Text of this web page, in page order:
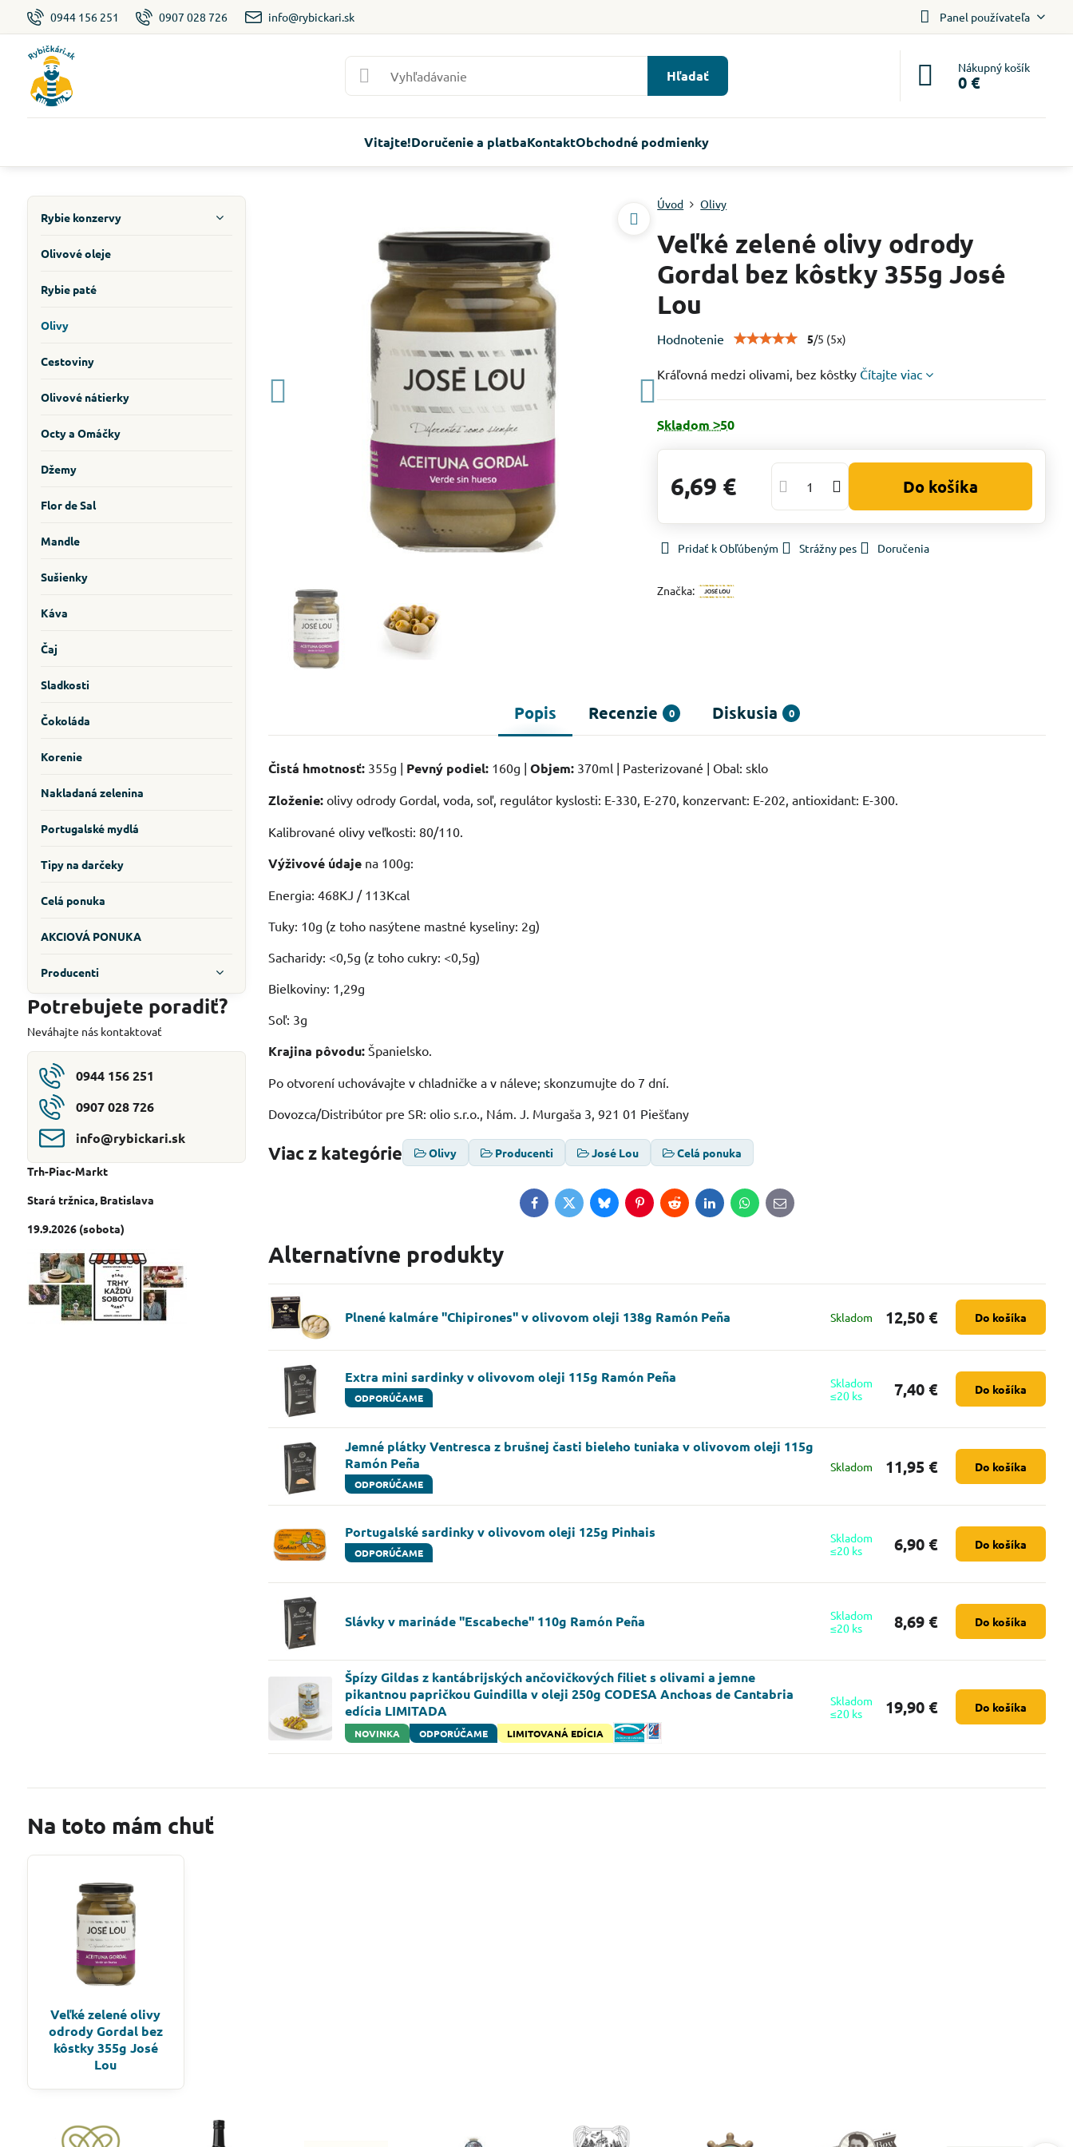
0944 156 251 0907 028 726 info@rybickari.sk Panel používateľa
Hľadať Nákupný košík
0 €
Vitajte!Doručenie a platbaKontaktObchodné podmienky
Úvod Olivy
Veľké zelené olivy odrody
Gordal bez kôstky 355g José
Lou
Hodnotenie 5/5 (5x)
Kráľovná medzi olivami, bez kôstky Čítajte viac
Skladom ˃50
6,69 € Do košíka
Pridať k Obľúbeným Strážny pes Doručenia
Značka:
Popis Recenzie 0 Diskusia 0
Čistá hmotnosť: 355g | Pevný podiel: 160g |Objem: 370ml | Pasterizované | Obal: sklo
Zloženie: olivy odrody Gordal, voda, soľ, regulátor kyslosti: E-330, E-270, konzervant: E-202, antioxidant: E-300.
Kalibrované olivy veľkosti: 80/110.
Výživové údaje na 100g:
Energia: 468KJ / 113Kcal
Tuky: 10g (z toho nasýtene mastné kyseliny: 2g)
Sacharidy: <0,5g (z toho cukry: <0,5g)
Bielkoviny: 1,29g
Soľ: 3g
Krajina pôvodu: Španielsko.
Po otvorení uchovávajte v chladničke a v náleve; skonzumujte do 7 dní.
Dovozca/Distribútor pre SR: olio s.r.o., Nám. J. Murgaša 3, 921 01 Piešťany
Viac z kategórie Olivy Producenti José Lou Celá ponuka
FacebookTwitterBlueskyPinterestRedditLinkedInWhatsApp
E-
mail
Alternatívne produkty
Plnené kalmáre "Chipirones" v olivovom oleji 138g Ramón Peña Skladom 12,50 € Do košíka
Extra mini sardinky v olivovom oleji 115g Ramón Peña
ODPORÚČAME
Skladom
≤20 ks
7,40 € Do košíka
Jemné plátky Ventresca z brušnej časti bieleho tuniaka v olivovom oleji 115g
Ramón Peña
ODPORÚČAME
Skladom 11,95 € Do košíka
Portugalské sardinky v olivovom oleji 125g Pinhais
ODPORÚČAME
Skladom
≤20 ks
6,90 € Do košíka
Slávky v marináde "Escabeche" 110g Ramón Peña
Skladom
≤20 ks
8,69 € Do košíka
Špízy Gildas z kantábrijských ančovičkových filiet s olivami a jemne
pikantnou papričkou Guindilla v oleji 250g CODESA Anchoas de Cantabria
edícia LIMITADA
NOVINKA ODPORÚČAME LIMITOVANÁ EDÍCIA
Skladom
≤20 ks
19,90 € Do košíka
Rybie konzervy
Olivové oleje
Rybie paté
Olivy
Cestoviny
Olivové nátierky
Octy a Omáčky
Džemy
Flor de Sal
Mandle
Sušienky
Káva
Čaj
Sladkosti
Čokoláda
Korenie
Nakladaná zelenina
Portugalské mydlá
Tipy na darčeky
Celá ponuka
AKCIOVÁ PONUKA
Producenti
Potrebujete poradiť?
Neváhajte nás kontaktovať
0944 156 251
0907 028 726
info​@rybickari​.sk
Trh-Piac-Markt
Stará tržnica, Bratislava
19.9.2026 (sobota)
Na toto mám chuť
Veľké zelené olivy
odrody Gordal bez
kôstky 355g José
Lou